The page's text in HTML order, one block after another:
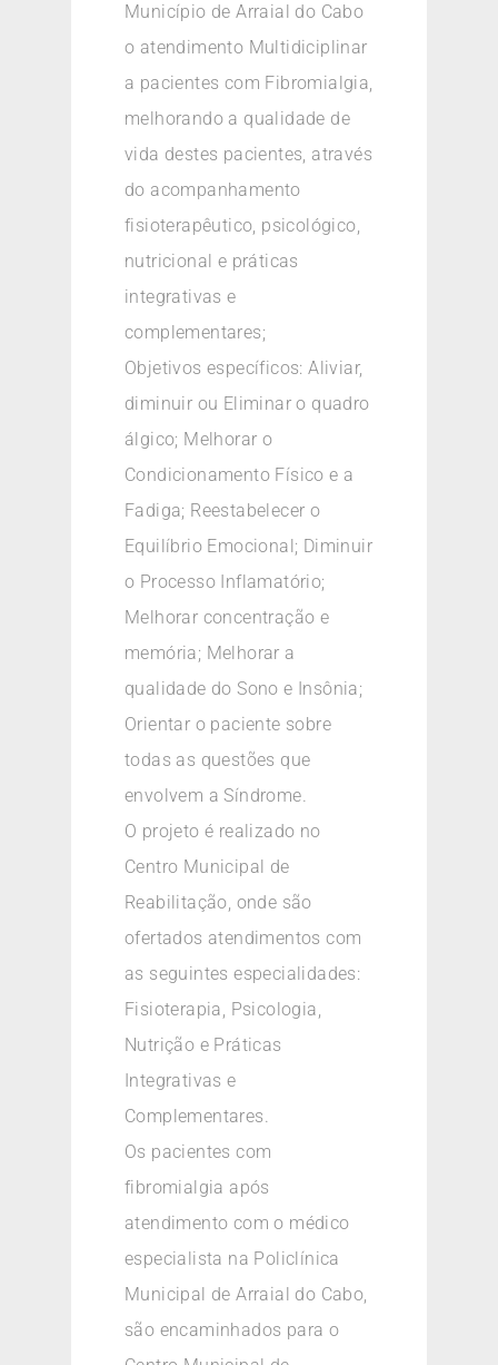
Município de Arraial do Cabo
o atendimento Multidiciplinar
a pacientes com Fibromialgia,
melhorando a qualidade de
vida destes pacientes, através
do acompanhamento
fisioterapêutico, psicológico,
nutricional e práticas
integrativas e
complementares;
Objetivos específicos: Aliviar,
diminuir ou Eliminar o quadro
álgico; Melhorar o
Condicionamento Físico e a
Fadiga; Reestabelecer o
Equilíbrio Emocional; Diminuir
o Processo Inflamatório;
Melhorar concentração e
memória; Melhorar a
qualidade do Sono e Insônia;
Orientar o paciente sobre
todas as questões que
envolvem a Síndrome.
O projeto é realizado no
Centro Municipal de
Reabilitação, onde são
ofertados atendimentos com
as seguintes especialidades:
Fisioterapia, Psicologia,
Nutrição e Práticas
Integrativas e
Complementares.
Os pacientes com
fibromialgia após
atendimento com o médico
especialista na Policlínica
Municipal de Arraial do Cabo,
são encaminhados para o